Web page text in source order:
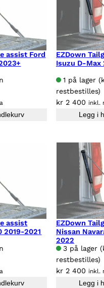
assist Ford
EZDown
Isuzu D-Max
1 på lager
restbestilles)
kr2 400 inkl.
Legg i
assist
2019-2021
EZDown
Nissan
2022
3 på lager
restbestilles)
kr2 400 inkl.
Legg i